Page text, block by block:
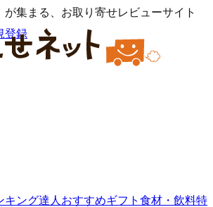
集まる、お取り寄せレビューサイト
登録
キング達人おすすめギフト 食材・飲料特